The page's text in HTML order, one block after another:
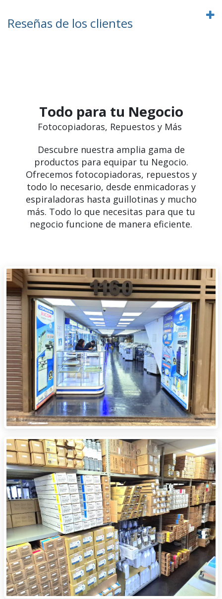
Reseñas de los clientes
Todo para tu Negocio
Fotocopiadoras, Repuestos y Más
Descubre nuestra amplia gama de
productos para equipar tu Negocio.
Ofrecemos fotocopiadoras, repuestos y
todo lo necesario, desde enmicadoras y
espiraladoras hasta guillotinas y mucho
más. Todo lo que necesitas para que tu
negocio funcione de manera eficiente.